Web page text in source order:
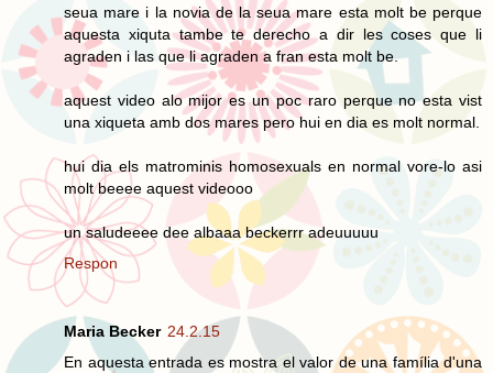
seua mare i la novia de la seua mare esta molt be perque
aquesta xiquta tambe te derecho a dir les coses que li
agraden i las que li agraden a fran esta molt be.
aquest video alo mijor es un poc raro perque no esta vist
una xiqueta amb dos mares pero hui en dia es molt normal.
hui dia els matrominis homosexuals en normal vore-lo asi
molt beeee aquest videooo
un saludeeee dee albaaa beckerrr adeuuuuu
Respon
Maria Becker 24.2.15
En aquesta entrada es mostra el valor de una família d'una